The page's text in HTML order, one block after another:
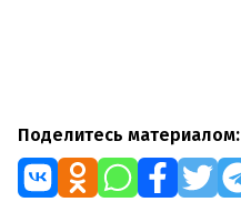
Поделитесь материалом: